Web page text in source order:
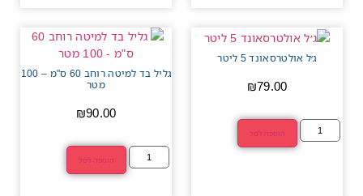
ג׳ל אולטרסאונד 5 ליטר
₪79.00
הוספה לסל
גליל בד למיטה רוחב 60 ס"מ – 100
מטר
₪90.00
הוספה לסל